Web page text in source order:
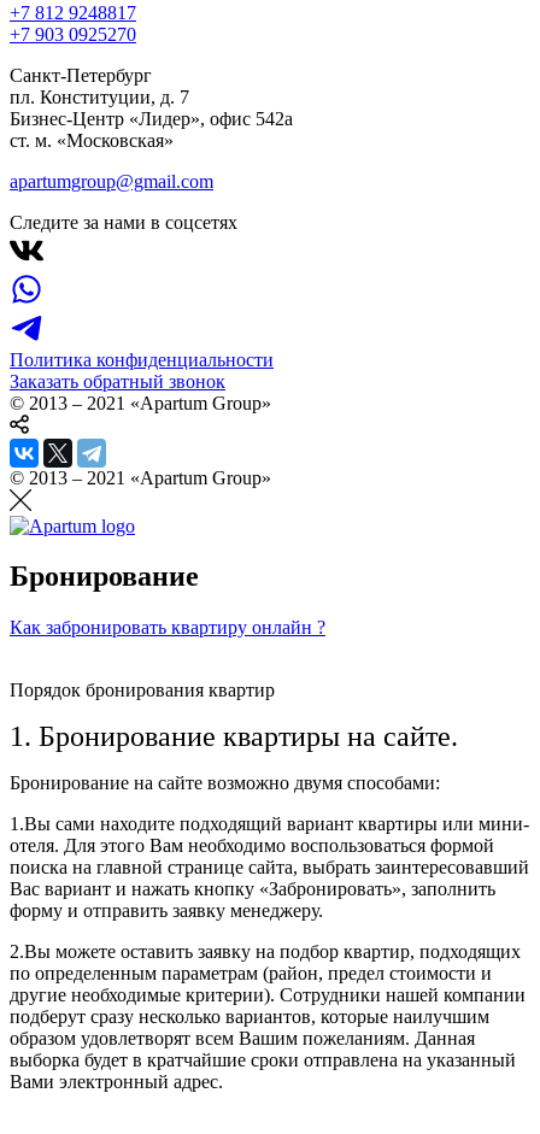
+7 812 9248817
+7 903 0925270
Санкт-Петербург
пл. Конституции, д. 7
Бизнес-Центр «Лидер», офис 542a
ст. м. «Московская»
apartumgroup@gmail.com
Следите за нами в соцсетях
Политика конфиденциальности
Заказать обратный звонок
© 2013 – 2021 «Apartum Group»
© 2013 – 2021 «Apartum Group»
Бронирование
Как забронировать квартиру онлайн ?
Порядок бронирования квартир
1. Бронирование квартиры на сайте.
Бронирование на сайте возможно двумя способами:
1.Вы сами находите подходящий вариант квартиры или мини-
отеля. Для этого Вам необходимо воспользоваться формой
поиска на главной странице сайта, выбрать заинтересовавший
Вас вариант и нажать кнопку «Забронировать», заполнить
форму и отправить заявку менеджеру.
2.Вы можете оставить заявку на подбор квартир, подходящих
по определенным параметрам (район, предел стоимости и
другие необходимые критерии). Сотрудники нашей компании
подберут сразу несколько вариантов, которые наилучшим
образом удовлетворят всем Вашим пожеланиям. Данная
выборка будет в кратчайшие сроки отправлена на указанный
Вами электронный адрес.